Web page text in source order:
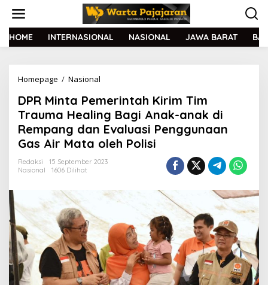
t
HOME INTERNASIONAL NASIONAL JAWA BARAT
Homepage / Nasional
R
M
i
n
t
P
e
i
n
a
h
K
DPR Minta Pemerintah Kirim Tim
Trauma Healing Bagi Anak-anak di
Rempang dan Evaluasi Penggunaan
Gas Air Mata oleh Polisi
Redaksi
15 September 2023
Nasional
1606 Dilihat